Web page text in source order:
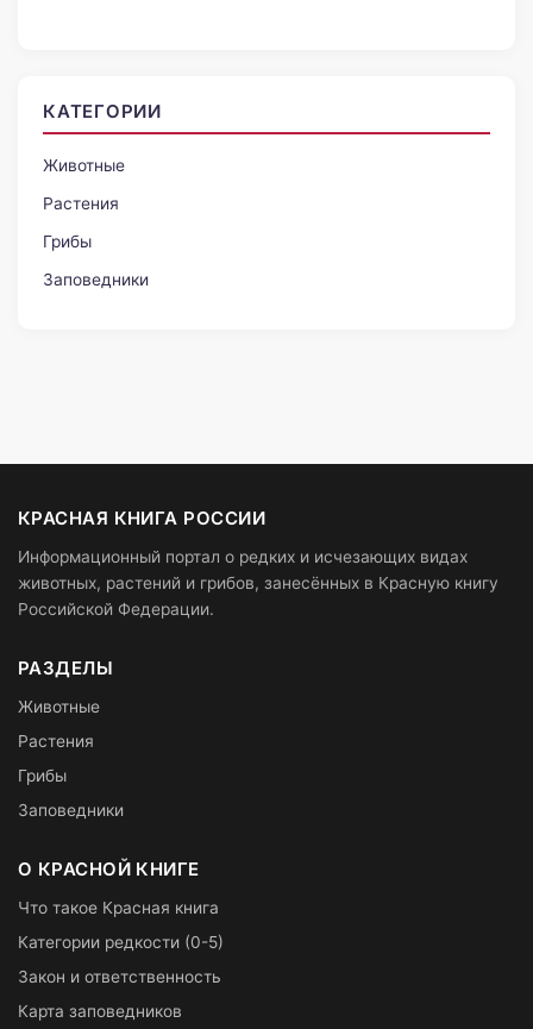
КАТЕГОРИИ
Животные
Растения
Грибы
Заповедники
КРАСНАЯ КНИГА РОССИИ
Информационный портал о редких и исчезающих видах
животных, растений и грибов, занесённых в Красную книгу
Российской Федерации.
РАЗДЕЛЫ
Животные
Растения
Грибы
Заповедники
О КРАСНОЙ КНИГЕ
Что такое Красная книга
Категории редкости (0-5)
Закон и ответственность
Карта заповедников